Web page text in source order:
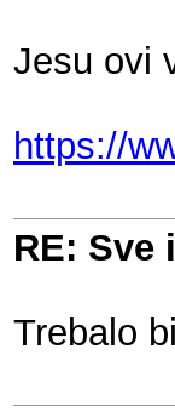
Jesu ovi
https://
RE: Sve
Trebalo